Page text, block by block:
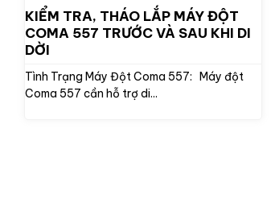
KIỂM TRA, THÁO LẮP MÁY ĐỘT
COMA 557 TRƯỚC VÀ SAU KHI DI
DỜI
Tình Trạng Máy Đột Coma 557: Máy đột
Coma 557 cần hỗ trợ di...